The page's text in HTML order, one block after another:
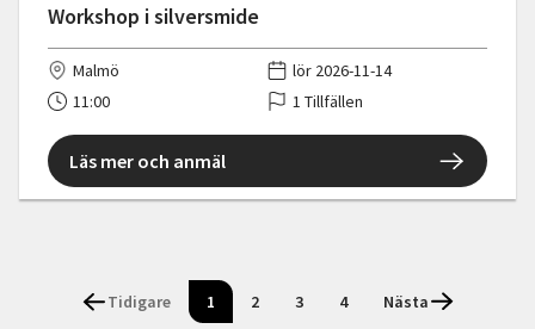
Workshop i silversmide
Malmö
lör 2026-11-14
11:00
1 Tillfällen
Läs mer och anmäl
Tidigare 1 2 3 4 Nästa